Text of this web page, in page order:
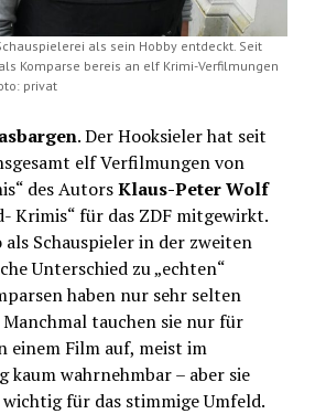
als sein Hobby entdeckt. Seit
Komparse bereis an elf Krimi-Verfilmungen
privat
. Der Hooksieler hat seit
elf Verfilmungen von
des AutorsKlaus-Peter Wolf
Krimis“ für das ZDF mitgewirkt.
als Schauspieler in der zweiten
Unterschied zu „echten“
haben nur sehr selten
tauchen sie nur für
einem Film auf, meist im
wahrnehmbar – aber sie
für das stimmige Umfeld.